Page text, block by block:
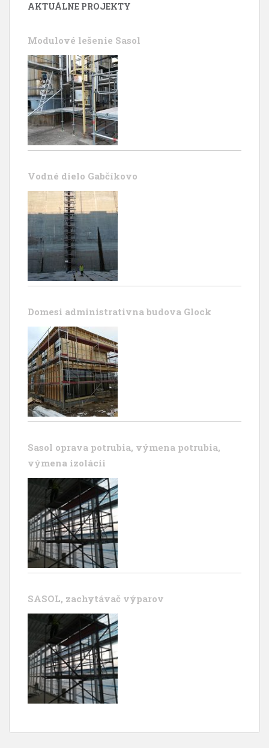
AKTUÁLNE PROJEKTY
Modulové lešenie Sasol
Vodné dielo Gabčíkovo
Domesi administrativna budova Glock
Sasol oprava potrubia, výmena potrubia,
výmena izolácii
SASOL, zachytávač výparov